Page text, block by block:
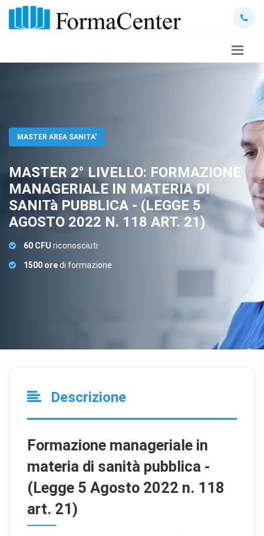
MASTER AREA SANITA'
MASTER 2° LIVELLO: FORMAZIONE
MANAGERIALE IN MATERIA DI
SANITà PUBBLICA - (LEGGE 5
AGOSTO 2022 N. 118 ART. 21)
60 CFU riconosciuti
1500 oredi formazione
Descrizione
Formazione manageriale in
materia di sanità pubblica -
(Legge 5 Agosto 2022 n. 118
art. 21)